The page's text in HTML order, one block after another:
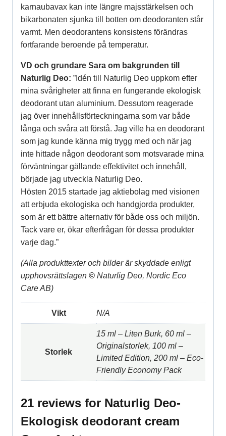
karnaubavax kan inte längre majsstärkelsen och
bikarbonaten sjunka till botten om deodoranten står
varmt. Men deodorantens konsistens förändras
fortfarande beroende på temperatur.
VD och grundare Sara om bakgrunden till
Naturlig Deo: ”Idén till Naturlig Deo uppkom efter
mina svårigheter att finna en fungerande ekologisk
deodorant utan aluminium. Dessutom reagerade
jag över innehållsförteckningarna som var både
långa och svåra att förstå. Jag ville ha en deodorant
som jag kunde känna mig trygg med och när jag
inte hittade någon deodorant som motsvarade mina
förväntningar gällande effektivitet och innehåll,
började jag utveckla Naturlig Deo.
Hösten 2015 startade jag aktiebolag med visionen
att erbjuda ekologiska och handgjorda produkter,
som är ett bättre alternativ för både oss och miljön.
Tack vare er, ökar efterfrågan för dessa produkter
varje dag.”
(Alla produkttexter och bilder är skyddade enligt
upphovsrättslagen © Naturlig Deo, Nordic Eco
Care AB)
Vikt N/A
Storlek
15 ml – Liten Burk, 60 ml –
Originalstorlek, 100 ml –
Limited Edition, 200 ml – Eco-
Friendly Economy Pack
21 reviews for Naturlig Deo-
Ekologisk deodorant cream